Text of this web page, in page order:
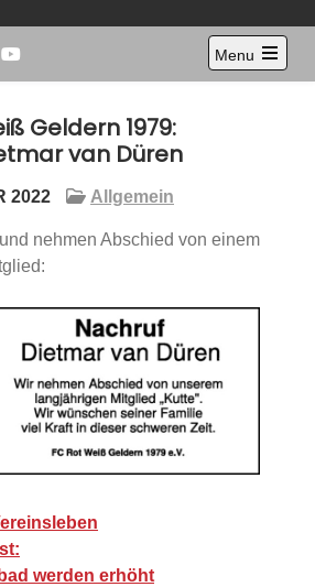
Menu
Open
Geldern 1979:
van Düren
2022 Allgemein
nehmen Abschied von einem
werden erhöht